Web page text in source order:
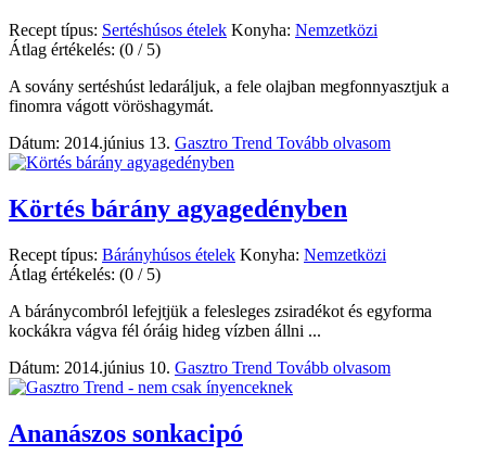
Recept típus: Sertéshúsos ételek Konyha: Nemzetközi
Átlag értékelés: (0 / 5)
A sovány sertéshúst ledaráljuk, a fele olajban megfonnyasztjuk a
finomra vágott vöröshagymát.
Dátum: 2014.június 13. Gasztro Trend Tovább olvasom
Körtés bárány agyagedényben
Recept típus: Bárányhúsos ételek Konyha: Nemzetközi
Átlag értékelés: (0 / 5)
A báránycombról lefejtjük a felesleges zsiradékot és egyforma
kockákra vágva fél óráig hideg vízben állni ...
Dátum: 2014.június 10. Gasztro Trend Tovább olvasom
Ananászos sonkacipó